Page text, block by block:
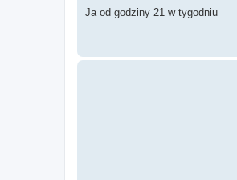
s
Ja od godziny 21 w tygodniu